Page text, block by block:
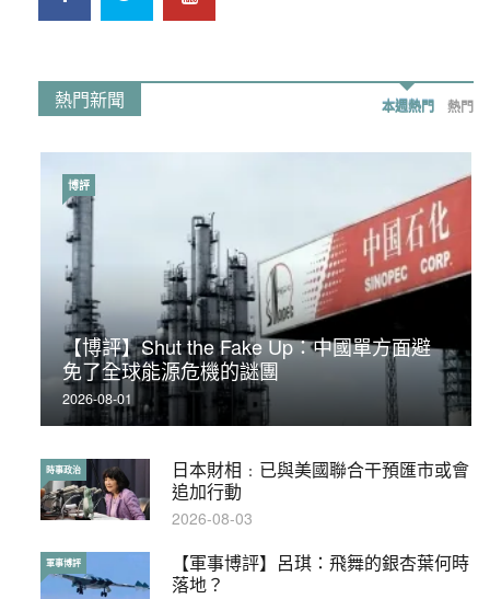
熱門新聞 本週熱門 熱門
【博評】Shut the Fake Up：中國單方面避
免了全球能源危機的謎團
2026-08-01
博評
日本財相﹕已與美國聯合干預匯市或會
追加行動
時事政治
2026-08-03
【軍事博評】呂琪：飛舞的銀杏葉何時
落地？
軍事博評
荃灣反黑組「砌生豬肉」砌錯O記臥底4警員
被控
2019-11-01
時事政治
【輕百科】被抽中當陪審員能拒絕嗎？
輕百科
2017-10-17
【輕盤點】集會遊行陸續有來？一文盡
覽8月示威活動
輕盤點